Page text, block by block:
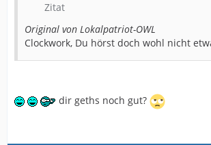
Zitat
Original von Lokalpatriot-OWL
Clockwork, Du hörst doch wohl nicht
dir geths noch gut?